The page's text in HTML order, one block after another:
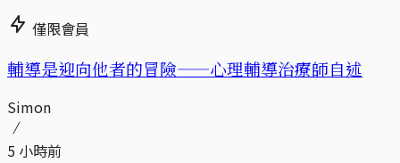
僅限會員
輔導是迎向他者的冒險——心理輔導治療師自述
Simon
5 小時前